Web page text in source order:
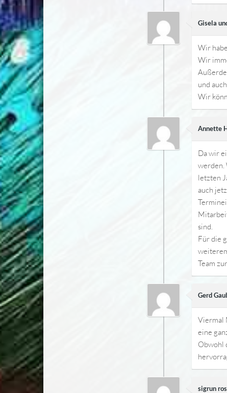
Gisela
Wir
Wir
und
Wir
Annette
Da wir
werden.
letzten
auch
sind.
Für die
Team
Gerd
Viermal
eine
Obwohl
sigrun